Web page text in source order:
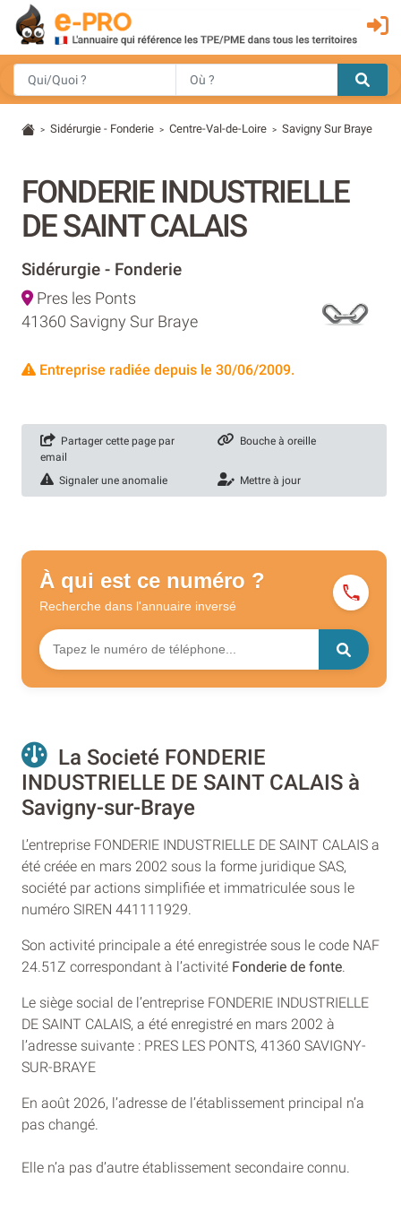
> Sidérurgie - Fonderie > Centre-Val-de-Loire > Savigny Sur Braye
FONDERIE INDUSTRIELLE
DE SAINT CALAIS
Sidérurgie - Fonderie
Pres les Ponts
41360 Savigny Sur Braye
Entreprise radiée depuis le 30/06/2009.
Partager cette page par
email
Bouche à oreille
Signaler une anomalie Mettre à jour
À qui est ce numéro ?
Recherche dans l'annuaire inversé
La Societé FONDERIE
INDUSTRIELLE DE SAINT CALAIS à
Savigny-sur-Braye
L’entreprise FONDERIE INDUSTRIELLE DE SAINT CALAIS a
été créée en mars 2002 sous la forme juridique SAS,
société par actions simplifiée et immatriculée sous le
numéro SIREN 441111929.
Son activité principale a été enregistrée sous le code NAF
24.51Z correspondant à l’activité Fonderie de fonte
Le siège social de l’entreprise FONDERIE INDUSTRIELLE
DE SAINT CALAIS, a été enregistré en mars 2002 à
l’adresse suivante : PRES LES PONTS, 41360 SAVIGNY-
SUR-BRAYE
En août 2026, l’adresse de l’établissement principal n’a
pas changé.
Elle n’a pas d’autre établissement secondaire connu.